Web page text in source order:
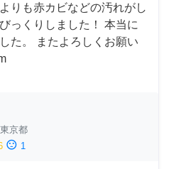
りも赤カビなどの汚れがし
っくりしました！ 本当に
た。 またよろしくお願い
東京都
sentiment_dissatisfied 1